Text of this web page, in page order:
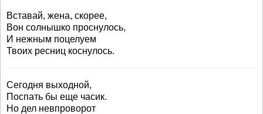
Вставай, жена, скорее,
Вон солнышко проснулось,
И нежным поцелуем
Твоих ресниц коснулось.
Сегодня выходной,
Поспать бы еще часик.
Но дел невпроворот